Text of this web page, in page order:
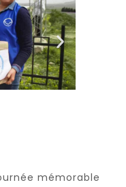
mémorable